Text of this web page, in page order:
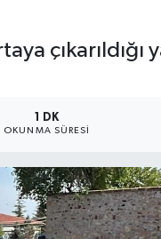
çıkarıldığı
1 DK
OKUNMA SÜRESI